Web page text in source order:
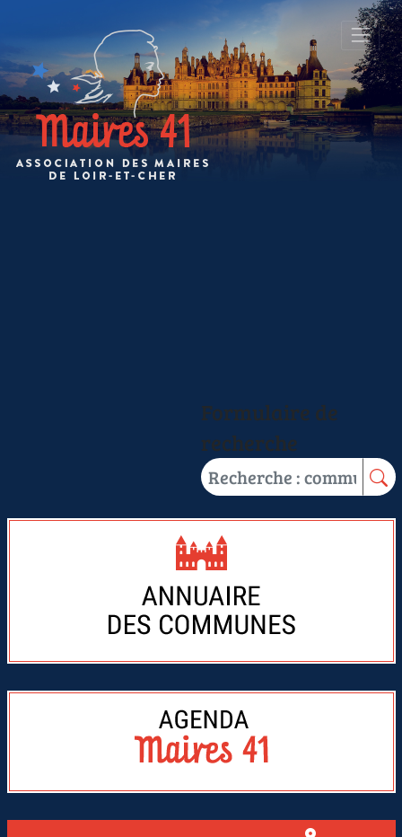
Formulaire de
recherche